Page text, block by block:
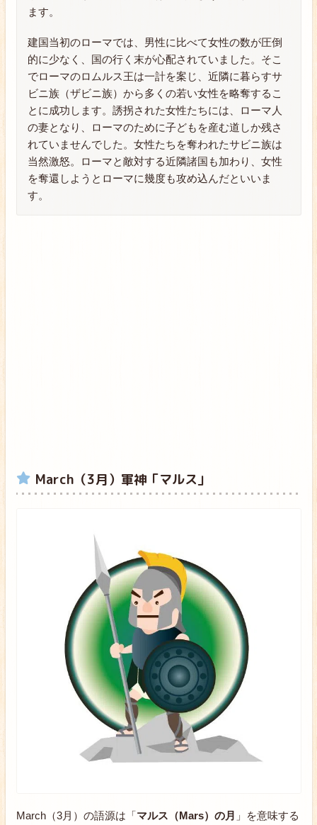
ます。
建国当初のローマでは、男性に比べて女性の数が圧倒
的に少なく、国の行く末が心配されていました。そこ
でローマのロムルス王は一計を案じ、近隣に暮らすサ
ビニ族（ザビニ族）から多くの若い女性を略奪するこ
とに成功します。誘拐された女性たちには、ローマ人
の妻となり、ローマのために子どもを産む道しか残さ
れていませんでした。女性たちを奪われたサビニ族は
当然激怒。ローマと敵対する近隣諸国も加わり、女性
を奪還しようとローマに幾度も攻め込んだといいま
す。
March（3月）軍神「マルス」
March（3月）の語源は「マルス（Mars）の月 」を意味する